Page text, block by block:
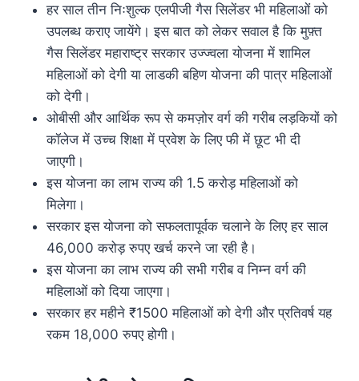
हर साल तीन निःशुल्क एलपीजी गैस सिलेंडर भी महिलाओं को
उपलब्ध कराए जायेंगे। इस बात को लेकर सवाल है कि मुफ़्त
गैस सिलेंडर महाराष्ट्र सरकार उज्ज्वला योजना में शामिल
महिलाओं को देगी या लाडकी बहिण योजना की पात्र महिलाओं
को देगी।
ओबीसी और आर्थिक रूप से कमज़ोर वर्ग की गरीब लड़कियों को
कॉलेज में उच्च शिक्षा में प्रवेश के लिए फी में छूट भी दी
जाएगी।
इस योजना का लाभ राज्य की 1.5 करोड़ महिलाओं को
मिलेगा।
सरकार इस योजना को सफलतापूर्वक चलाने के लिए हर साल
46,000 करोड़ रुपए खर्च करने जा रही है।
इस योजना का लाभ राज्य की सभी गरीब व निम्न वर्ग की
महिलाओं को दिया जाएगा।
सरकार हर महीने ₹1500 महिलाओं को देगी और प्रतिवर्ष यह
रकम 18,000 रुपए होगी।